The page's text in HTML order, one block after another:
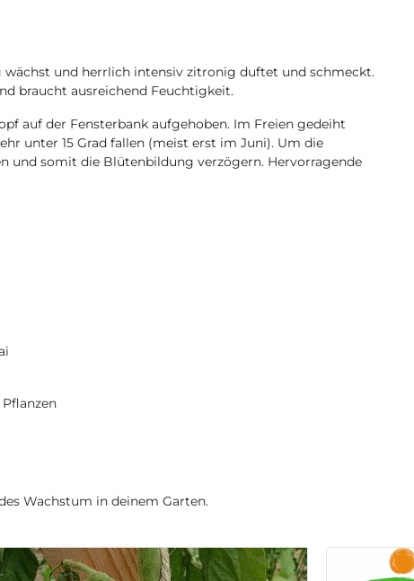
und herrlich intensiv zitronig duftet und schmeckt.
braucht ausreichend Feuchtigkeit.
auf der Fensterbank aufgehoben. Im Freien gedeiht
unter 15 Grad fallen (meist erst im Juni). Um die
und somit die Blütenbildung verzögern. Hervorragende
Wachstum in deinem Garten.